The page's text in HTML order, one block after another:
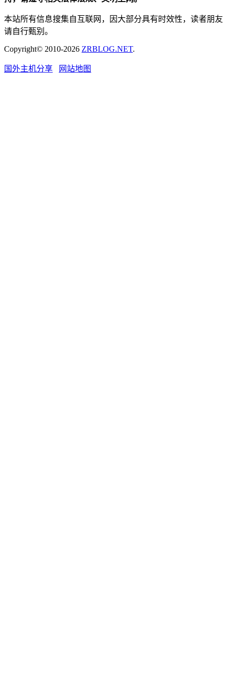
本站所有信息搜集自互联网，因大部分具有时效性，读者朋友
请自行甄别。
Copyright© 2010-2026 ZRBLOG.NET.
国外主机分享 网站地图